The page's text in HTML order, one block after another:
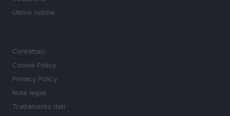
Ultime notizie
Contattaci
Cookie Policy
Privacy Policy
Note legali
Trattamento dati